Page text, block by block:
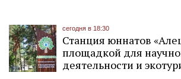
сегодня в 18:30
Станция юннатов
площадкой для
деятельности и